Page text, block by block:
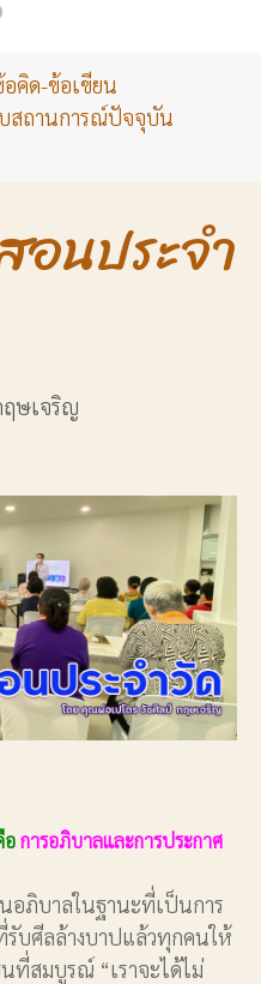
คิด-ข้อเขียน
สถานการณ์ปัจจุบัน
นประจำ
ษเจริญ
อการอภิบาลและการประกาศ
อภิบาลในฐานะที่เป็นการ
รับศีลล้างบาปแล้วทุกคนให้
ที่สมบูรณ์ “เราจะได้ไม่